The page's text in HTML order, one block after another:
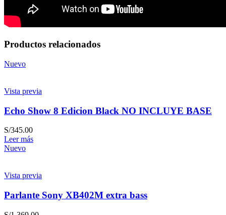
Productos relacionados
Nuevo
Vista previa
Echo Show 8 Edicion Black NO INCLUYE BASE
S/345.00
Leer más
Nuevo
Vista previa
Parlante Sony XB402M extra bass